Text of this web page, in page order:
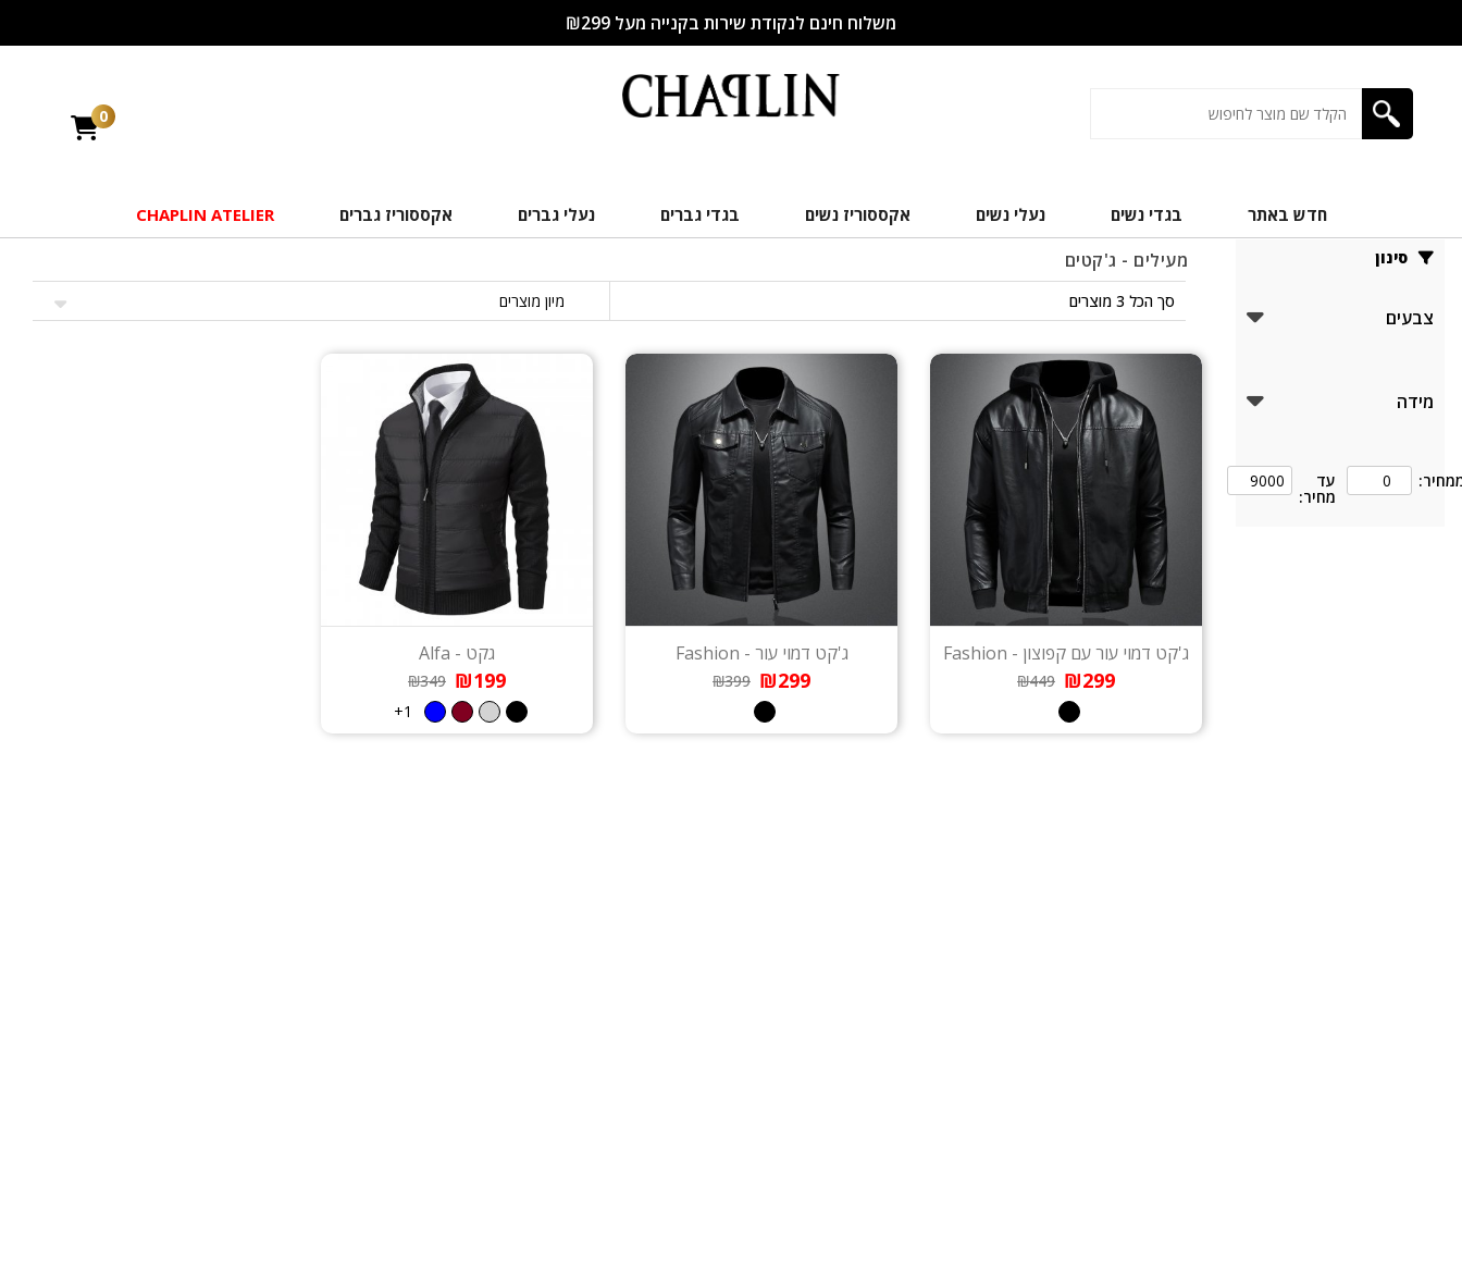
משלוח חינם לנקודת שירות בקנייה מעל ₪299
0
חדש באתר בגדי נשים נעלי נשים אקססוריז נשים בגדי גברים נעלי גברים אקססוריז גברים CHAPLIN ATELIER
סינון
צבעים
מידה
עד
מחיר:
מעילים - ג'קטים
סך הכל 3 מוצרים
ג'קט דמוי עור עם קפוצון - Fashion
₪299
₪449
ג'קט דמוי עור - Fashion
₪299
₪399
גקט - Alfa
₪199
₪349
1+